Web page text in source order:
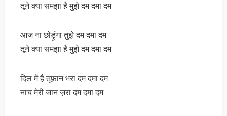
तूने क्या समझा है मुझे दम दमा दम
आज ना छोड़ूंगा तुझे दम दमा दम
तूने क्या समझा है मुझे दम दमा दम
दिल में है तूफ़ान भरा दम दमा दम
नाच मेरी जान ज़रा दम दमा दम